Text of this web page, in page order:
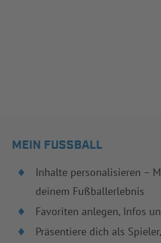
MEIN FUSSBALL
Inhalte personalisieren –
deinem Fußballerlebnis
Favoriten anlegen, Infos
Präsentiere dich als